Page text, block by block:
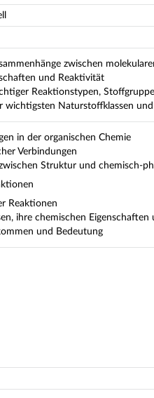
zwischen
und Reaktivität
Reaktionstypen,
wichtigsten Naturstoffklassen
in der organischen Chemie
Verbindungen
Struktur und chemisch-
Reaktionen
ihre chemischen
und Bedeutung